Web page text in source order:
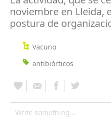
noviembre en Lleida,
postura de
Vacuno
antibiórticos